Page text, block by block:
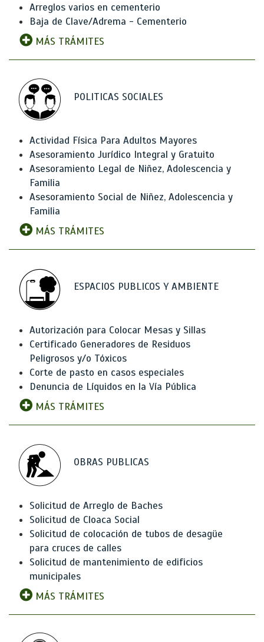
Arreglos varios en cementerio
Baja de Clave/Adrema - Cementerio
MÁS TRÁMITES
POLITICAS SOCIALES
Actividad Física Para Adultos Mayores
Asesoramiento Jurídico Integral y Gratuito
Asesoramiento Legal de Niñez, Adolescencia y
Familia
Asesoramiento Social de Niñez, Adolescencia y
Familia
MÁS TRÁMITES
ESPACIOS PUBLICOS Y AMBIENTE
Autorización para Colocar Mesas y Sillas
Certificado Generadores de Residuos
Peligrosos y/o Tóxicos
Corte de pasto en casos especiales
Denuncia de Líquidos en la Vía Pública
MÁS TRÁMITES
OBRAS PUBLICAS
Solicitud de Arreglo de Baches
Solicitud de Cloaca Social
Solicitud de colocación de tubos de desagüe
para cruces de calles
Solicitud de mantenimiento de edificios
municipales
MÁS TRÁMITES